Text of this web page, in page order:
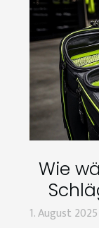
Wie
1. August